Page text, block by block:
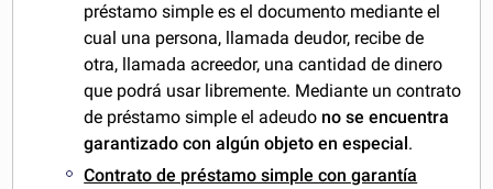
préstamo simple es el documento mediante el
cual una persona, llamada deudor, recibe de
otra, llamada acreedor, una cantidad de dinero
que podrá usar libremente. Mediante un contrato
de préstamo simple el adeudo no se encuentra
garantizado con algún objeto en especial.
Contrato de préstamo simple con garantía